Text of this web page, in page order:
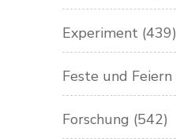
Experiment (439)
Feste und Feiern
Forschung (542)